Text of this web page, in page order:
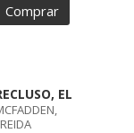
Comprar
EL